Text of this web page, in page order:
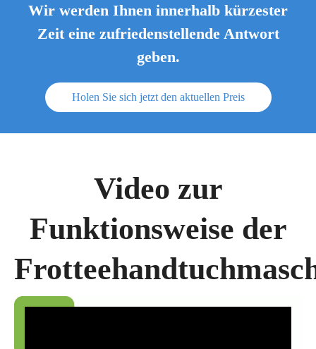
Wir werden Ihnen innerhalb kürzester
Zeit eine zufriedenstellende Antwort
geben.
Holen Sie sich jetzt den aktuellen Preis
Video zur
Funktionsweise der